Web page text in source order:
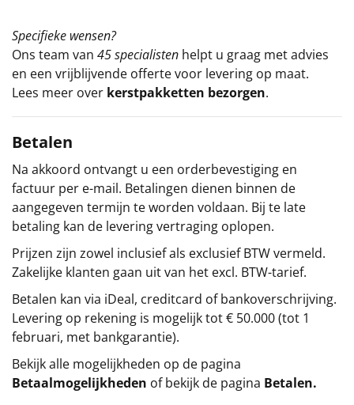
Specifieke wensen?
Ons team van 45 specialisten helpt u graag met advies
en een vrijblijvende offerte voor levering op maat.
Lees meer over kerstpakketten bezorgen.
Betalen
Na akkoord ontvangt u een orderbevestiging en
factuur per e-mail. Betalingen dienen binnen de
aangegeven termijn te worden voldaan. Bij te late
betaling kan de levering vertraging oplopen.
Prijzen zijn zowel inclusief als exclusief BTW vermeld.
Zakelijke klanten gaan uit van het excl. BTW-tarief.
Betalen kan via iDeal, creditcard of bankoverschrijving.
Levering op rekening is mogelijk tot € 50.000 (tot 1
februari, met bankgarantie).
Bekijk alle mogelijkheden op de pagina
Betaalmogelijkheden of bekijk de pagina Betalen.